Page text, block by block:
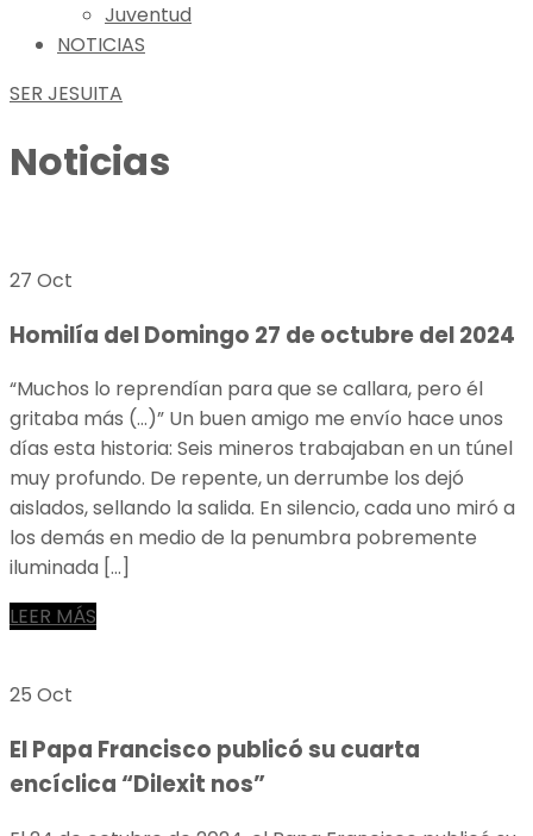
Juventud
NOTICIAS
SER JESUITA
Noticias
27 Oct
Homilía del Domingo 27 de octubre del 2024
“Muchos lo reprendían para que se callara, pero él
gritaba más (…)” Un buen amigo me envío hace unos
días esta historia: Seis mineros trabajaban en un túnel
muy profundo. De repente, un derrumbe los dejó
aislados, sellando la salida. En silencio, cada uno miró a
los demás en medio de la penumbra pobremente
iluminada […]
LEER MÁS
25 Oct
El Papa Francisco publicó su cuarta
encíclica “Dilexit nos”